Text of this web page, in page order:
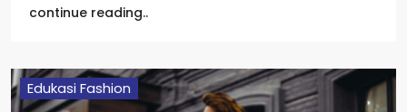
continue reading..
Edukasi Fashion